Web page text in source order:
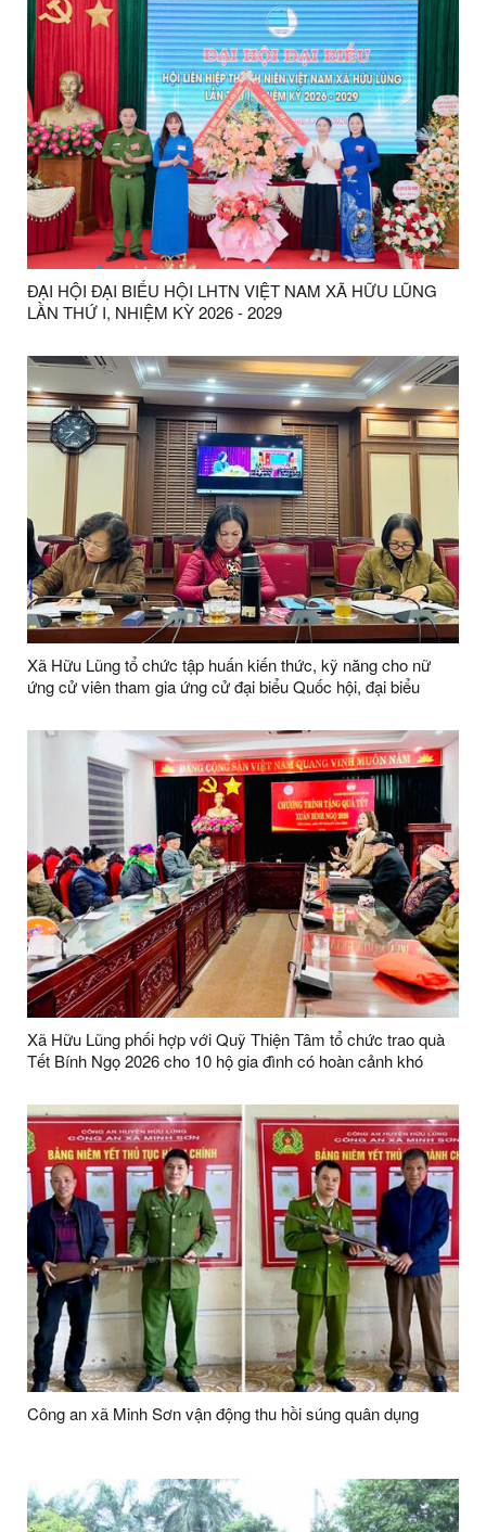
ĐẠI HỘI ĐẠI BIỂU HỘI LHTN VIỆT NAM XÃ HỮU LŨNG
LẦN THỨ I, NHIỆM KỲ 2026 - 2029
Xã Hữu Lũng tổ chức tập huấn kiến thức, kỹ năng cho nữ
ứng cử viên tham gia ứng cử đại biểu Quốc hội, đại biểu
Xã Hữu Lũng phối hợp với Quỹ Thiện Tâm tổ chức trao quà
Tết Bính Ngọ 2026 cho 10 hộ gia đình có hoàn cảnh khó
Công an xã Minh Sơn vận động thu hồi súng quân dụng